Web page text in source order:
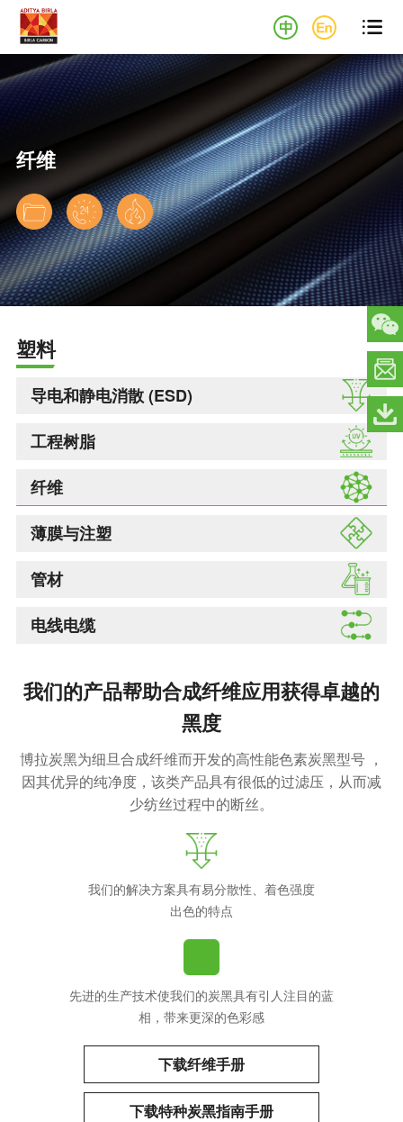

纤维
下载
数据
联系
专家
下载
安全
塑料
导电和静电消散 (ESD)
工程树脂
纤维
薄膜与注塑
管材
电线电缆
我们的产品帮助合成纤维应用获得卓越的
黑度
博拉炭黑为细旦合成纤维而开发的高性能色素炭黑型号 ，
因其优异的纯净度，该类产品具有很低的过滤压，从而减
少纺丝过程中的断丝。
我们的解决方案具有易分散性、着色强度
出色的特点
先进的生产技术使我们的炭黑具有引人注目的蓝
相，带来更深的色彩感
下载纤维手册
下载特种炭黑指南手册